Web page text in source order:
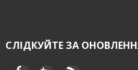
СЛІДКУЙТЕ ЗА